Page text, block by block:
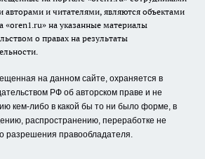
и читателями, являются объектами
«oren1.ru» на указанные материалы
о правах на результаты
на данном сайте, охраняется в
РФ об авторском праве и не
кем-либо в какой бы то ни было форме, в
распространению, переработке не
разрешения правообладателя.